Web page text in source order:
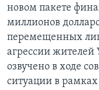
новом пакете
миллионов
перемещенных
агрессии
озвучено в ходе
ситуации в